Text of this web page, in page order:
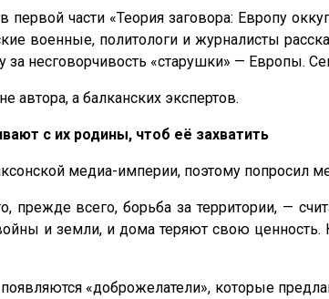
первой части «Теория заговора: Европу
военные, политологи и журналисты
за несговорчивость «старушки» — Европы.
автора, а балканских экспертов.
с их родины, чтоб её захватить
медиа-империи, поэтому попросил
всего, борьба за территории, —
и земли, и дома теряют свою
«доброжелатели», которые